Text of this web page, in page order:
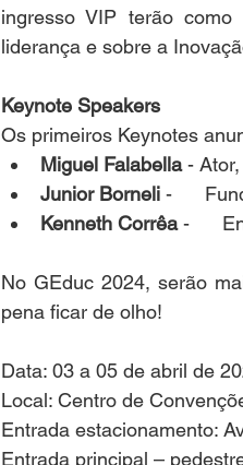
ingresso VIP terão
liderança e sobre a
Keynote Speakers
Os primeiros Keynotes
Miguel Falabella - Ator,
Junior Borneli -
Kenneth Corrêa -
No GEduc 2024, serão
pena ficar de olho!
Data: 03 a 05 de abril de
Local: Centro de
Entrada estacionamento:
Entrada principal –